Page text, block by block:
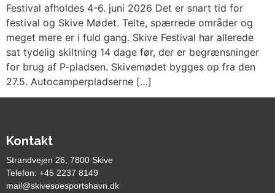
Festival afholdes 4-6. juni 2026 Det er snart tid for
festival og Skive Mødet. Telte, spærrede områder og
meget mere er i fuld gang. Skive Festival har allerede
sat tydelig skiltning 14 dage før, der er begrænsninger
for brug af P-pladsen. Skivemødet bygges op fra den
27.5. Autocamperpladserne […]
Kontakt
Strandvejen 26, 7800 Skive
Telefon: +45 2237 8149
mail@skivesoesportshavn.dk